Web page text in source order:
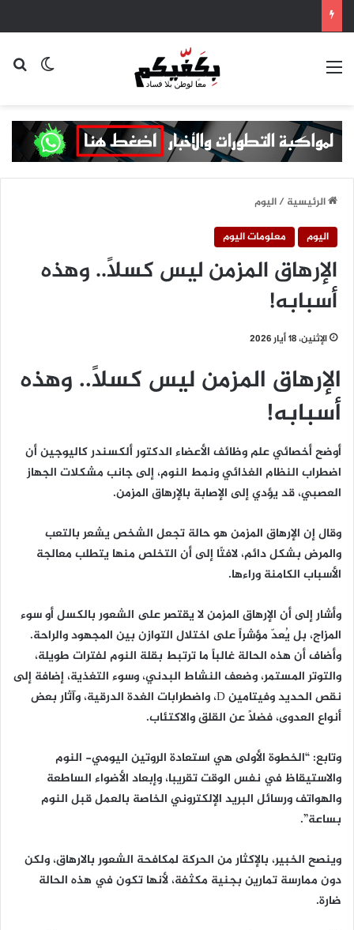
القائمة
الرئيسية/اليوم
اليوم
معلومات اليوم
الإرهاق المزمن ليس كسلًا.. وهذه
أسبابه!
الإثنين، 18 أيار 2026
الإرهاق المزمن ليس كسلًا.. وهذه
أسبابه!
أوضح أخصائي علم وظائف الأعضاء الدكتور ألكسندر كاليوجين أن
اضطراب النظام الغذائي ونمط النوم، إلى جانب مشكلات الجهاز
العصبي، قد يؤدي إلى الإصابة بالإرهاق المزمن.
وقال إن الإرهاق المزمن هو حالة تجعل الشخص يشعر بالتعب
والمرض بشكل دائم، لافتًا إلى أن التخلص منها يتطلب معالجة
الأسباب الكامنة وراءها.
وأشار إلى أن الإرهاق المزمن لا يقتصر على الشعور بالكسل أو سوء
المزاج، بل يُعدّ مؤشراً على اختلال التوازن بين المجهود والراحة.
وأضاف أن هذه الحالة غالباً ما ترتبط بقلة النوم لفترات طويلة،
والتوتر المستمر، وضعف النشاط البدني، وسوء التغذية، إضافة إلى
نقص الحديد وفيتامين D، واضطرابات الغدة الدرقية، وآثار بعض
أنواع العدوى، فضلاً عن القلق والاكتئاب.
وتابع: “الخطوة الأولى هي استعادة الروتين اليومي- النوم
والاستيقاظ في نفس الوقت تقريبا، وإبعاد الأضواء الساطعة
والهواتف ورسائل البريد الإلكتروني الخاصة بالعمل قبل النوم
بساعة”.
وينصح الخبير، بالإكثار من الحركة لمكافحة الشعور بالارهاق، ولكن
دون ممارسة تمارين بجنية مكثفة، لأنها تكون في هذه الحالة
ضارة.